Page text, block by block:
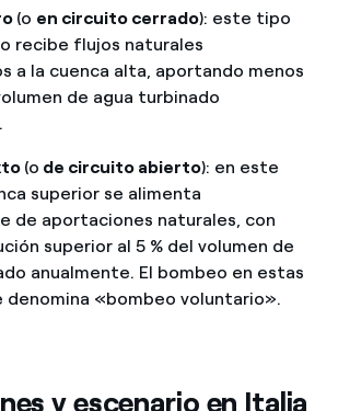
(o en circuito cerrado): este tipo
recibe flujos naturales
a la cuenca alta, aportando menos
de agua turbinado
(o de circuito abierto): en este
superior se alimenta
de aportaciones naturales, con
superior al 5 % del volumen de
anualmente. El bombeo en estas
denomina «bombeo voluntario».
y escenario en Italia